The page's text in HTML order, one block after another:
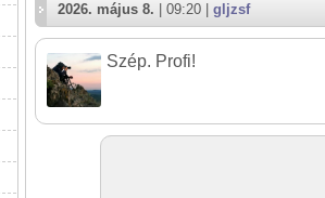
2026. május 8. | 09:20 | gljzsf
Szép. Profi!